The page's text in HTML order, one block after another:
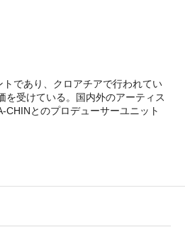
であり、クロアチアで行われてい
受けている。国内外のアーティス
とのプロデューサーユニット